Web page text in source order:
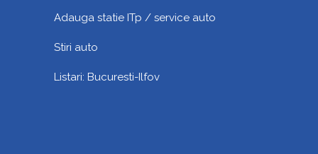
Adauga statie ITp / service auto
Stiri auto
Listari: Bucuresti-Ilfov